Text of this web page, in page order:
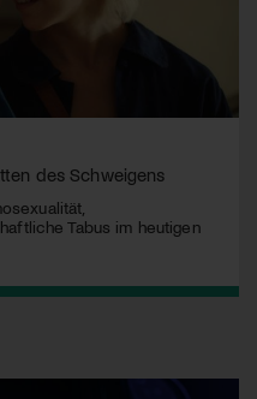
des Schweigens
Tabus im heutigen